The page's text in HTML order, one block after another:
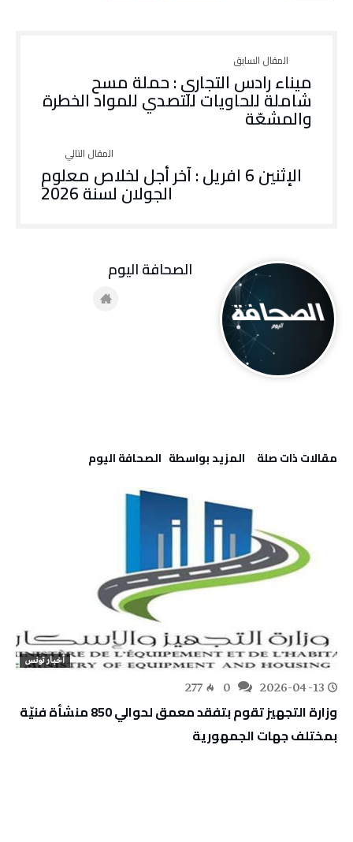
ميناء رادس التجاري : حملة مسح
شاملة للحاويات للتصدي للمواد الخطرة
والمشعّة
الإثنين 6 افريل : آخر أجل لخلاص معلوم
الجولان لسنة 2026
‫مقالات ذات صلة‬ ‫‫المزيد بواسطة‬ ‬ ‭ ‬الصحافة‭ ‬اليوم
أخبار تونس
2026-04-13
277
وزارة التجهيز تقوم بتفقد معمق لحوالي 850 منشأة فنيّة
بمختلف جهات الجمهورية